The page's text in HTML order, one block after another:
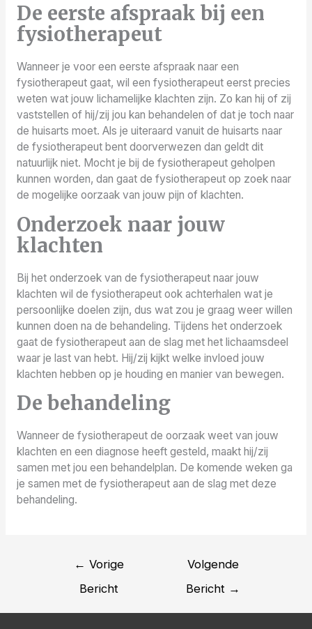
De eerste afspraak bij een
fysiotherapeut
Wanneer je voor een eerste afspraak naar een
fysiotherapeut gaat, wil een fysiotherapeut eerst precies
weten wat jouw lichamelijke klachten zijn. Zo kan hij of zij
vaststellen of hij/zij jou kan behandelen of dat je toch naar
de huisarts moet. Als je uiteraard vanuit de huisarts naar
de fysiotherapeut bent doorverwezen dan geldt dit
natuurlijk niet. Mocht je bij de fysiotherapeut geholpen
kunnen worden, dan gaat de fysiotherapeut op zoek naar
de mogelijke oorzaak van jouw pijn of klachten.
Onderzoek naar jouw
klachten
Bij het onderzoek van de fysiotherapeut naar jouw
klachten wil de fysiotherapeut ook achterhalen wat je
persoonlijke doelen zijn, dus wat zou je graag weer willen
kunnen doen na de behandeling. Tijdens het onderzoek
gaat de fysiotherapeut aan de slag met het lichaamsdeel
waar je last van hebt. Hij/zij kijkt welke invloed jouw
klachten hebben op je houding en manier van bewegen.
De behandeling
Wanneer de fysiotherapeut de oorzaak weet van jouw
klachten en een diagnose heeft gesteld, maakt hij/zij
samen met jou een behandelplan. De komende weken ga
je samen met de fysiotherapeut aan de slag met deze
behandeling.
Bericht
navigatie
← Vorige
Bericht
Volgende
Bericht →